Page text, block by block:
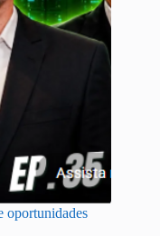
oportunidades